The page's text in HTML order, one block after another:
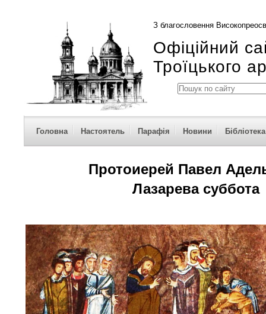
З благословення
Офіційний
Троїцького
Головна Настоятель Парафія Новини Бібліотека
Протоиерей Павел
Лазарева суббота